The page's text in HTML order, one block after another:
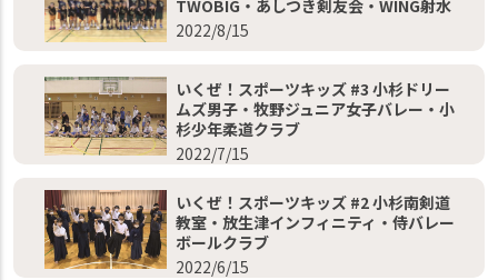
TWOBIG・あしつき剣友会・WING射水
2022/8/15
いくぜ！スポーツキッズ #3 小杉ドリー
ムズ男子・牧野ジュニア女子バレー・小
杉少年柔道クラブ
2022/7/15
いくぜ！スポーツキッズ #2 小杉南剣道
教室・放生津インフィニティ・侍バレー
ボールクラブ
2022/6/15